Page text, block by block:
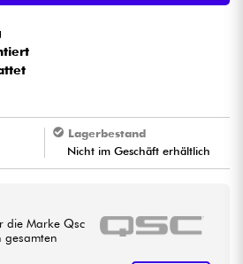
Lagerbestand
Nicht im Geschäft erhältlich
die Marke Qsc
gesamten